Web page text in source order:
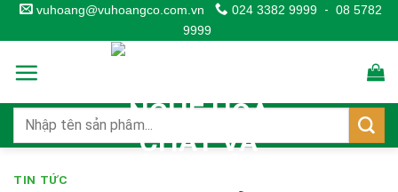
Skip
to
content
vuhoang@vuhoangco.com.vn 024 3382 9999 - 08 5782
9999
TIN TỨC